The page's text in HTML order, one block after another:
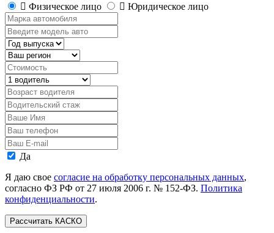
Физическое лицо
Юридическое лицо
Марка
автомобиля
Введите
модель
авто
Год
выпуска
Регион
Стоимость,
руб.
Водитель
Возраст
водителя
Водительский
стаж
Ваше
Имя
Ваш
телефон
Ваш
E-
mail
Персональные
Да
Я даю свое согласие на обработку персональных данных,
согласно ФЗ РФ от 27 июля 2006 г. № 152-ФЗ. Политика
конфиденциальности.